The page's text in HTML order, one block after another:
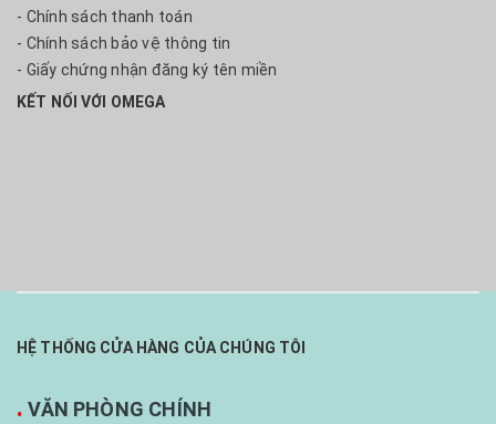
- Chính sách thanh toán
- Chính sách bảo vệ thông tin
- Giấy chứng nhận đăng ký tên miền
KẾT NỐI VỚI OMEGA
HỆ THỐNG CỬA HÀNG CỦA CHÚNG TÔI
. VĂN PHÒNG CHÍNH